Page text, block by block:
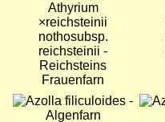
Athyrium
×reichsteinii
nothosubsp.
reichsteinii -
Reichsteins
Frauenfarn
Bild
Bild